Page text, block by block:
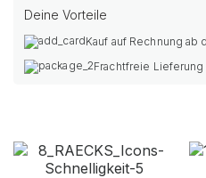
Deine Vorteile
Kauf auf Rechnung
Frachtfreie